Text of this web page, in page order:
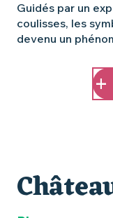
Guidés par un
coulisses, les
devenu un